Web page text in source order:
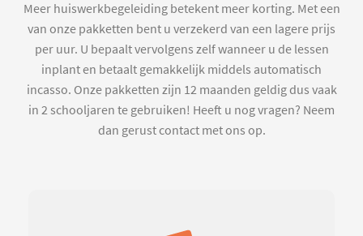
Meer huiswerkbegeleiding betekent meer korting. Met een
van onze pakketten bent u verzekerd van een lagere prijs
per uur. U bepaalt vervolgens zelf wanneer u de lessen
inplant en betaalt gemakkelijk middels automatisch
incasso. Onze pakketten zijn 12 maanden geldig dus vaak
in 2 schooljaren te gebruiken! Heeft u nog vragen? Neem
dan gerust contact met ons op.